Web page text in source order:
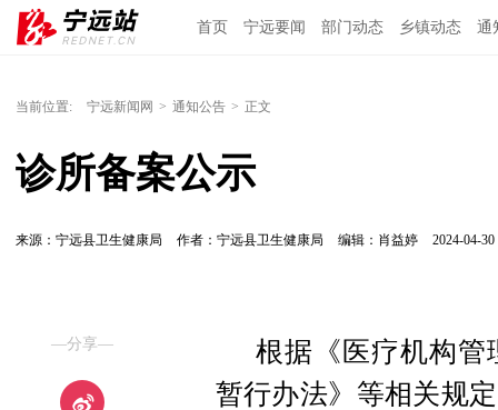
首页 宁远要闻 部门动态 乡镇动态 通
当前位置: 宁远新闻网 > 通知公告 > 正文
诊所备案公示
来源：宁远县卫生健康局 作者：宁远县卫生健康局 编辑：肖益婷 2024-04-30
—分享—
根据《医疗机构管
暂行办法》等相关规